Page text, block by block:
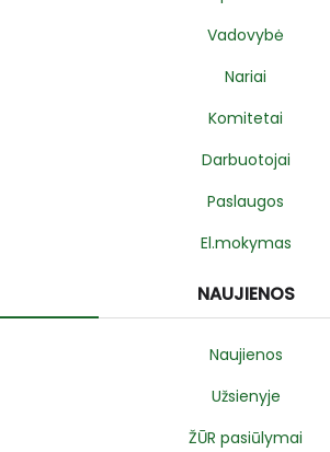
Vadovybė
Nariai
Komitetai
Darbuotojai
Paslaugos
El.mokymas
NAUJIENOS
Naujienos
Užsienyje
ŽŪR pasiūlymai